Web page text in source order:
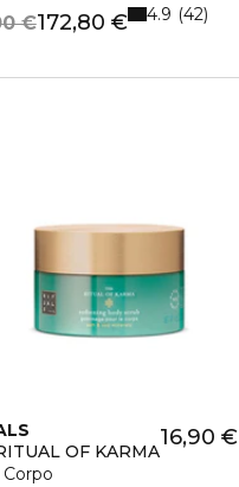
172,80 €
€ 4.9 42
OF KARMA
16,90 €